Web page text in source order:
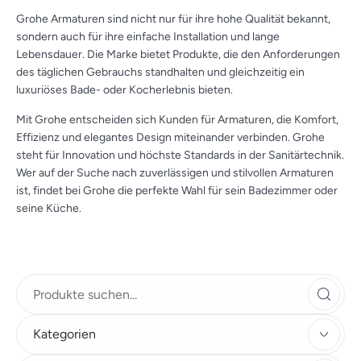
Grohe Armaturen sind nicht nur für ihre hohe Qualität bekannt,
sondern auch für ihre einfache Installation und lange
Lebensdauer. Die Marke bietet Produkte, die den Anforderungen
des täglichen Gebrauchs standhalten und gleichzeitig ein
luxuriöses Bade- oder Kocherlebnis bieten.
Mit Grohe entscheiden sich Kunden für Armaturen, die Komfort,
Effizienz und elegantes Design miteinander verbinden. Grohe
steht für Innovation und höchste Standards in der Sanitärtechnik.
Wer auf der Suche nach zuverlässigen und stilvollen Armaturen
ist, findet bei Grohe die perfekte Wahl für sein Badezimmer oder
seine Küche.
Kategorien